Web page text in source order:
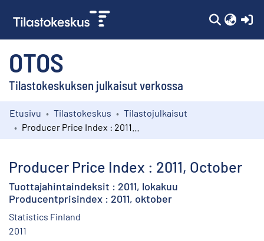
OTOS
Tilastokeskuksen julkaisut verkossa
Kokoelmat
Etusivu Tilastokeskus
Tilastojulkaisut
Producer Price Index : 2011, October
Tuottajahintaindeksit : 2011, lokakuu
Producentprisindex : 2011, oktober
Statistics Finland
2011